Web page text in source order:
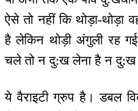
ऐसे तो नहीं कि थोड़ा-थोड़ा
है लेकिन थोड़ी अंगुली रह
चले तो न दु:ख लेना है न दु:ख
ये वैराइटी ग्रुप है। डबल